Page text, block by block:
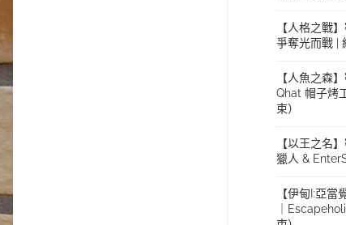
【人格之戰
爭奪光而戰 |
【人魚之森
Qhat 帽子烤
束）
【以王之名
獵人 &
【伊甸I:亞當
｜